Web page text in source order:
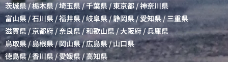
茨城県 /栃木県/埼玉県/千葉県/東京都 /神奈川県
富山県 /石川県 /福井県/岐阜県/静岡県/愛知県/三重県
滋賀県/京都府/奈良県 /和歌山県/大阪府 /兵庫県
鳥取県 / 島根県/岡山県/広島県/山口県
徳島県/香川県/愛媛県 /高知県